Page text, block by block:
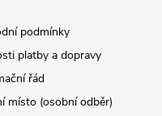
podmínky
platby a dopravy
řád
místo (osobní odběr)